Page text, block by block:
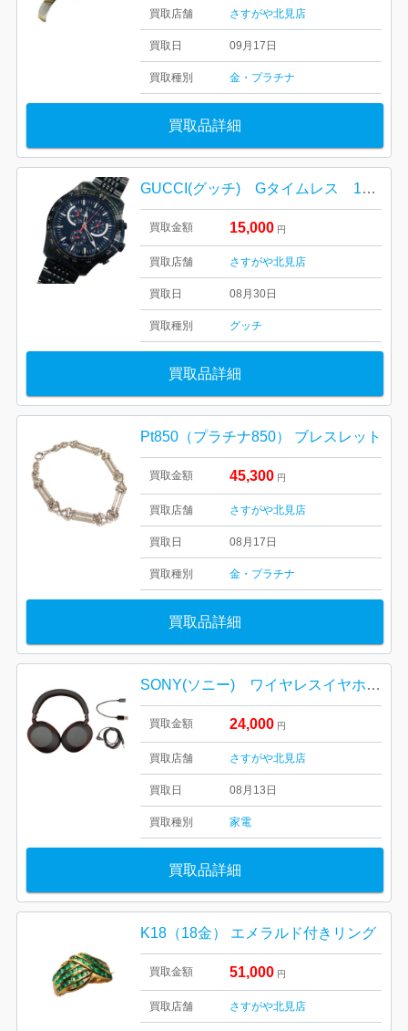
買取店舗 さすがや北見店
買取日 09月17日
買取種別 金・プラチナ
買取品詳細
GUCCI(グッチ) Gタイムレス 126.2 腕時計
買取金額 15,000 円
買取店舗 さすがや北見店
買取日 08月30日
買取種別 グッチ
買取品詳細
Pt850（プラチナ850） ブレスレット
買取金額 45,300 円
買取店舗 さすがや北見店
買取日 08月17日
買取種別 金・プラチナ
買取品詳細
SONY(ソニー) ワイヤレスイヤホン WF-1000MX 6
買取金額 24,000 円
買取店舗 さすがや北見店
買取日 08月13日
買取種別 家電
買取品詳細
K18（18金） エメラルド付きリング
買取金額 51,000 円
買取店舗 さすがや北見店